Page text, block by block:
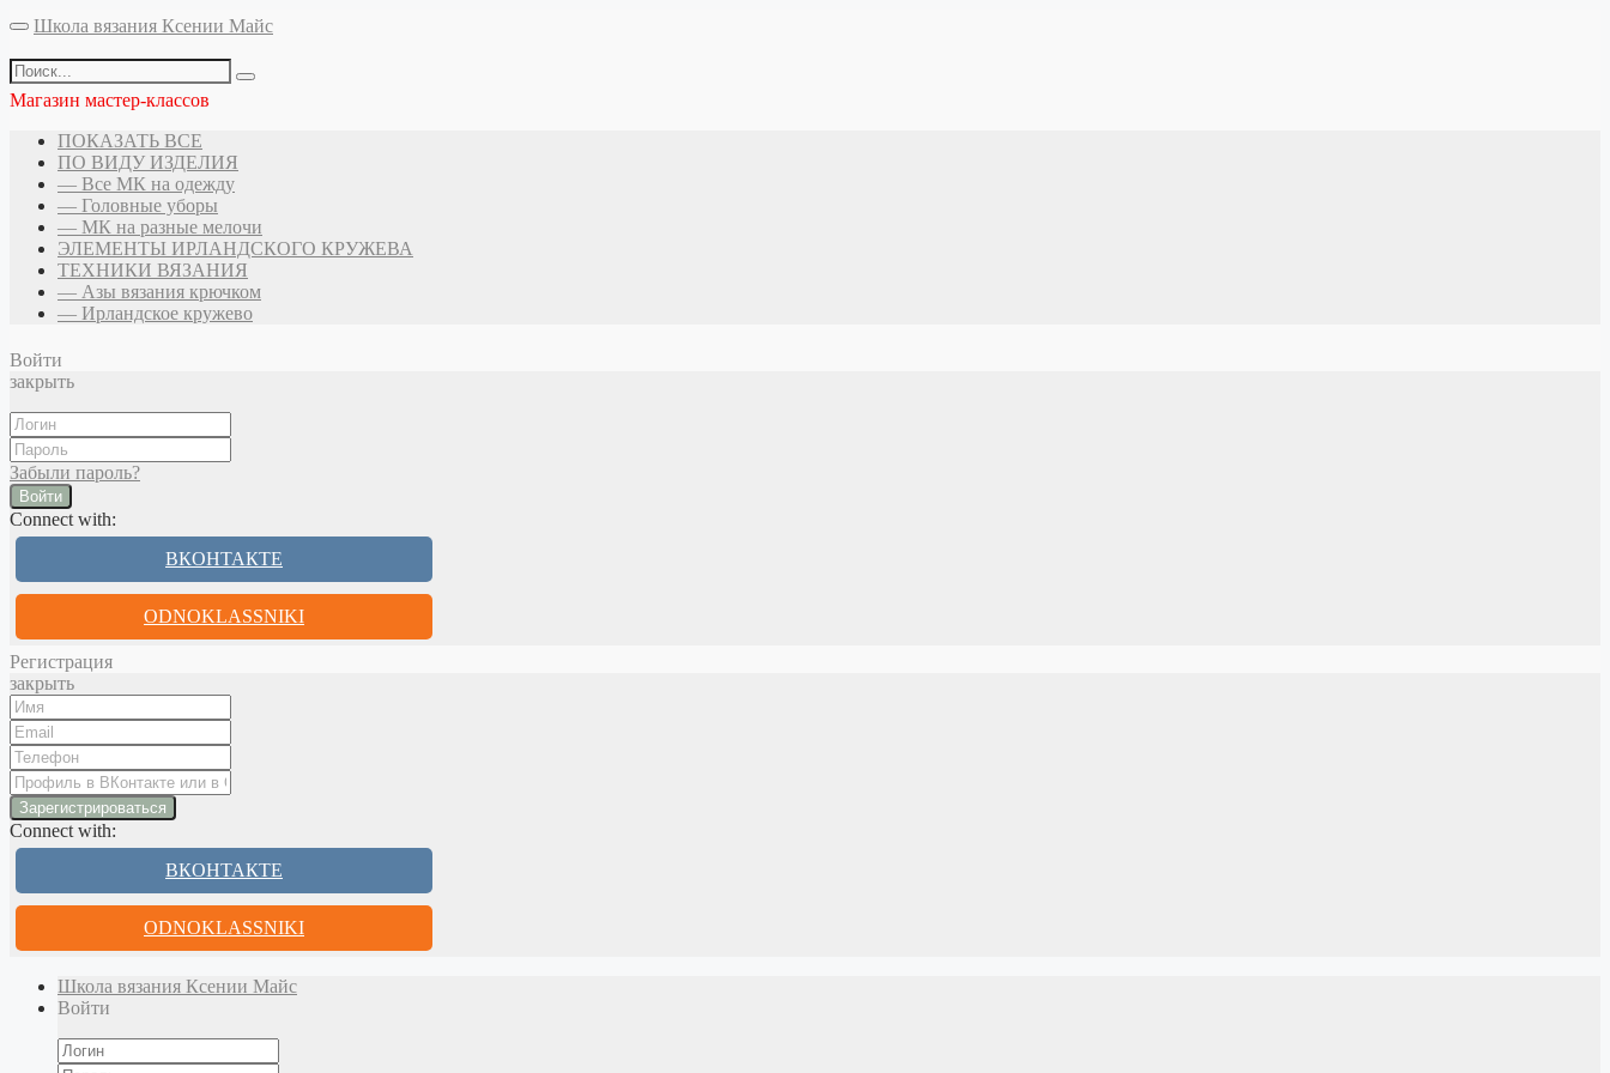
Школа вязания Ксении Майс
Магазин мастер-классов
ПОКАЗАТЬ ВСЕ
ПО ВИДУ ИЗДЕЛИЯ
— Все МК на одежду
— Головные уборы
— МК на разные мелочи
ЭЛЕМЕНТЫ ИРЛАНДСКОГО КРУЖЕВА
ТЕХНИКИ ВЯЗАНИЯ
— Азы вязания крючком
— Ирландское кружево
Войти
закрыть
Забыли пароль?
Войти
Connect with:
ВКОНТАКТЕ
ODNOKLASSNIKI
Регистрация
закрыть
Connect with:
ВКОНТАКТЕ
ODNOKLASSNIKI
Школа вязания Ксении Майс
Войти